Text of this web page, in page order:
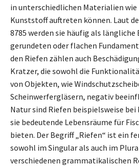
in unterschiedlichen Materialien
Kunststoff auftreten können. Laut
8785 werden sie häufig als
gerundeten oder flachen
den Riefen zählen auch
Kratzer, die sowohl die
von Objekten, wie
Scheinwerfergläsern, negativ
Natur sind Riefen beispielsweise
sie bedeutende Lebensräume für
bieten. Der Begriff „Riefen“ ist ein
sowohl im Singular als auch im
verschiedenen grammatikalischen